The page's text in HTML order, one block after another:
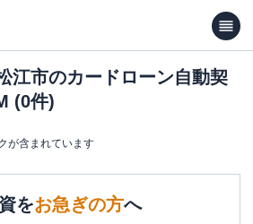
江市のカードローン自動契
(0件)
が含まれています
をお急ぎの方へ